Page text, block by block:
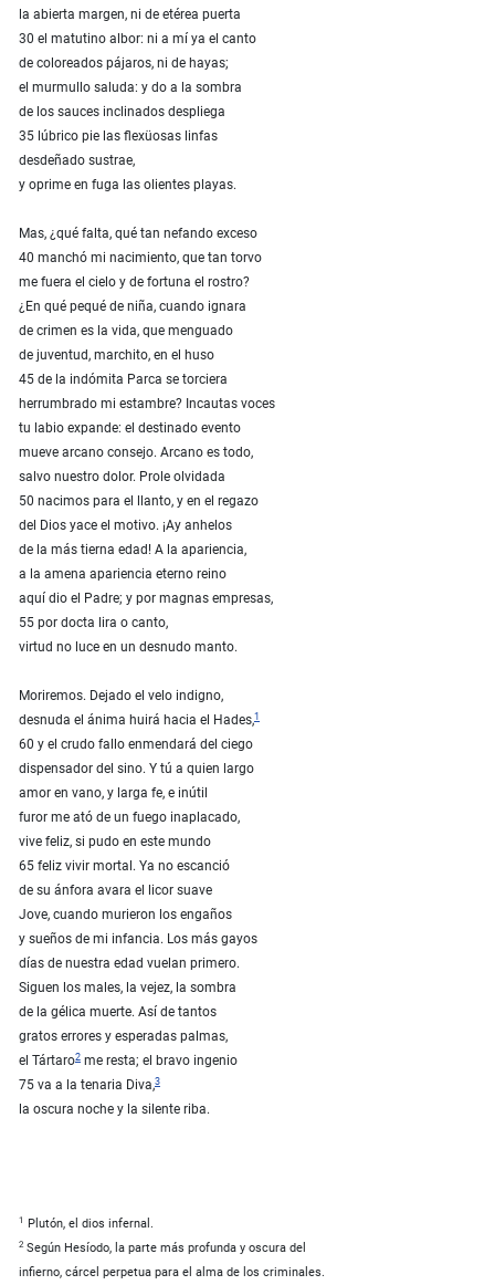
la abierta margen, ni de etérea puerta
30 el matutino albor: ni a mí ya el canto
de coloreados pájaros, ni de hayas;
el murmullo saluda: y do a la sombra
de los sauces inclinados despliega
35 lúbrico pie las flexüosas linfas
desdeñado sustrae,
y oprime en fuga las olientes playas.
Mas, ¿qué falta, qué tan nefando exceso
40 manchó mi nacimiento, que tan torvo
me fuera el cielo y de fortuna el rostro?
¿En qué pequé de niña, cuando ignara
de crimen es la vida, que menguado
de juventud, marchito, en el huso
45 de la indómita Parca se torciera
herrumbrado mi estambre? Incautas voces
tu labio expande: el destinado evento
mueve arcano consejo. Arcano es todo,
salvo nuestro dolor. Prole olvidada
50 nacimos para el llanto, y en el regazo
del Dios yace el motivo. ¡Ay anhelos
de la más tierna edad! A la apariencia,
a la amena apariencia eterno reino
aquí dio el Padre; y por magnas empresas,
55 por docta lira o canto,
virtud no luce en un desnudo manto.
Moriremos. Dejado el velo indigno,
desnuda el ánima huirá hacia el Hades,1
60 y el crudo fallo enmendará del ciego
dispensador del sino. Y tú a quien largo
amor en vano, y larga fe, e inútil
furor me ató de un fuego inaplacado,
vive feliz, si pudo en este mundo
65 feliz vivir mortal. Ya no escanció
de su ánfora avara el licor suave
Jove, cuando murieron los engaños
y sueños de mi infancia. Los más gayos
días de nuestra edad vuelan primero.
Siguen los males, la vejez, la sombra
de la gélica muerte. Así de tantos
gratos errores y esperadas palmas,
el Tártaro2 me resta; el bravo ingenio
75 va a la tenaria Diva,3
la oscura noche y la silente riba.
1 Plutón, el dios infernal.
2 Según Hesíodo, la parte más profunda y oscura del
infierno, cárcel perpetua para el alma de los criminales.